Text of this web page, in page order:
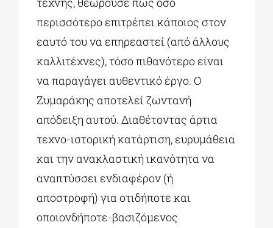
περισσότερο επιτρέπει κάποιος στον
εαυτό του να επηρεαστεί (από άλλους
καλλιτέχνες), τόσο πιθανότερο είναι
να παραγάγει αυθεντικό έργο. Ο
Ζυμαράκης αποτελεί ζωντανή
απόδειξη αυτού. Διαθέτοντας άρτια
τεχνο-ιστορική κατάρτιση, ευρυμάθεια
και την ανακλαστική ικανότητα να
αναπτύσσει ενδιαφέρον (ή
αποστροφή) για οτιδήποτε και
οποιονδήποτε-βασιζόμενος